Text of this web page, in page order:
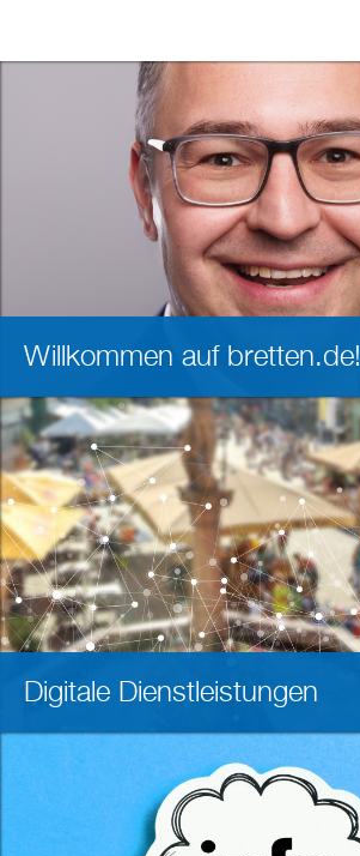
Willkommen auf bretten.de!
Digitale Dienstleistungen